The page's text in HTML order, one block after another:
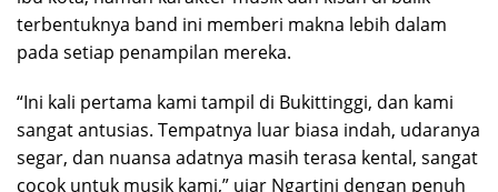
terbentuknya band ini memberi makna lebih dalam
pada setiap penampilan mereka.
“Ini kali pertama kami tampil di Bukittinggi, dan kami
sangat antusias. Tempatnya luar biasa indah, udaranya
segar, dan nuansa adatnya masih terasa kental, sangat
cocok untuk musik kami,” ujar Ngartini dengan penuh